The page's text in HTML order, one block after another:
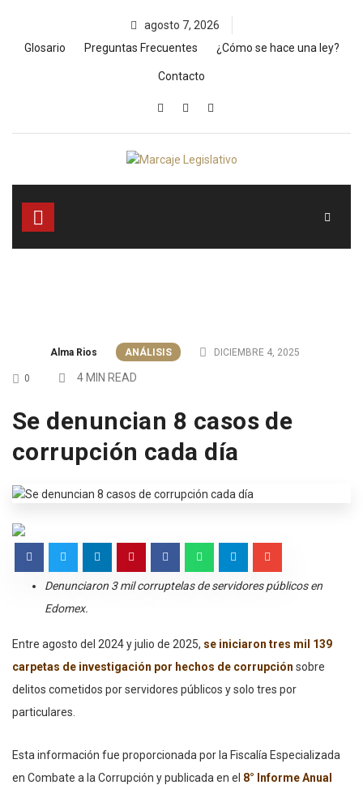
content
agosto 7, 2026
Glosario
Preguntas Frecuentes ¿Cómo se hace una ley?
Contacto
Alma Rios ANÁLISIS DICIEMBRE 4, 2025
0 4 MIN READ
Se denuncian 8 casos de
corrupción cada día
Denunciaron 3 mil corruptelas de servidores públicos en
Edomex.
Entre agosto del 2024 y julio de 2025, se iniciaron tres mil 139
carpetas de investigación por hechos de corrupción sobre
delitos cometidos por servidores públicos y solo tres por
particulares.
Esta información fue proporcionada por la Fiscalía Especializada
en Combate a la Corrupción y publicada en el 8° Informe Anual